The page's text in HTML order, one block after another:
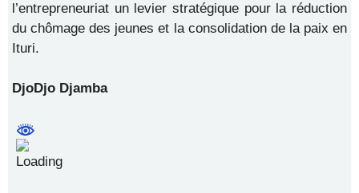
l’entrepreneuriat un levier stratégique pour la réduction
du chômage des jeunes et la consolidation de la paix en
Ituri.
DjoDjo Djamba